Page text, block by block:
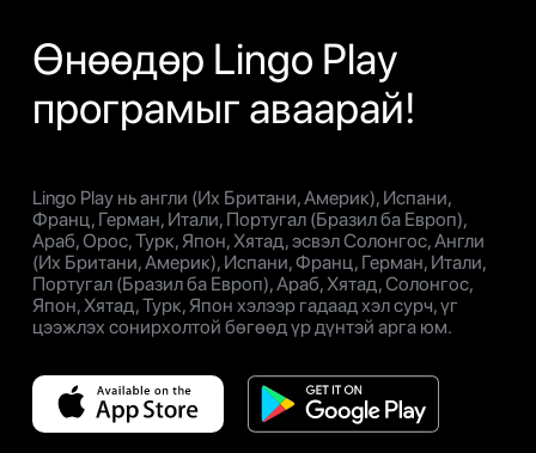
Өнөөдөр Lingo Play
програмыг аваарай!
Lingo Play нь англи (Их Британи, Америк), Испани,
Франц, Герман, Итали, Португал (Бразил ба Европ),
Араб, Орос, Турк, Япон, Хятад, эсвэл Солонгос, Англи
(Их Британи, Америк), Испани, Франц, Герман, Итали,
Португал (Бразил ба Европ), Араб, Хятад, Солонгос,
Япон, Хятад, Турк, Япон хэлээр гадаад хэл сурч, үг
цээжлэх сонирхолтой бөгөөд үр дүнтэй арга юм.